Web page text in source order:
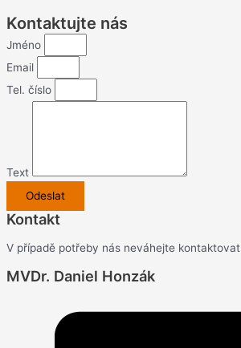
Kontaktujte nás
Jméno
Email
Tel. číslo
Text
Odeslat
Kontakt
V případě potřeby nás neváhejte kontaktovat
MVDr. Daniel Honzák